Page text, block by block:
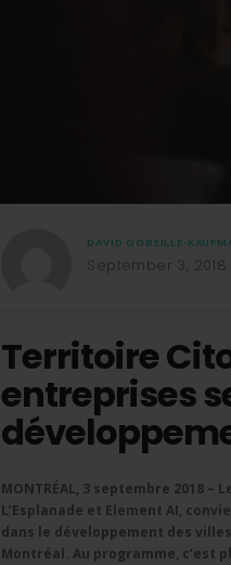
DAVID GOBEILLE-
September 3, 2018
Territoire
entreprises
MONTRÉAL, 3 septembre 2018
L’Esplanade et Element AI,
dans le développement des
Montréal. Au programme, c’est